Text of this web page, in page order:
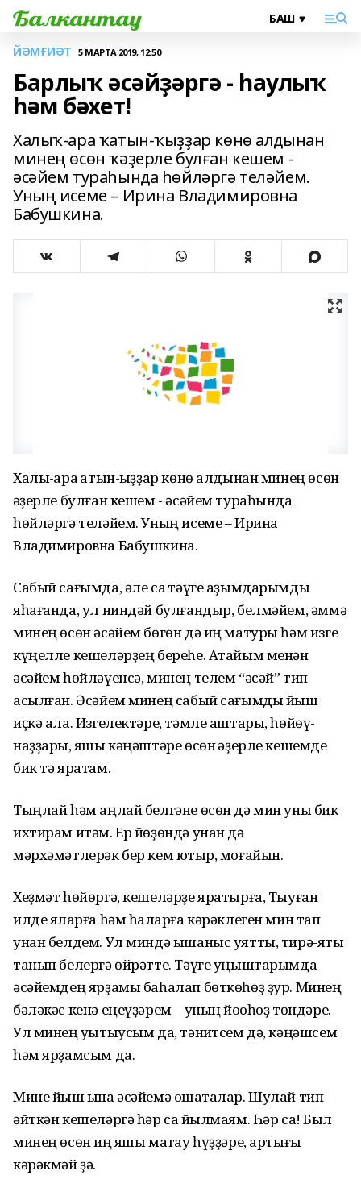
ЙӘМҒИӘТ 5 МАРТА 2019, 12:50
Барлыҡ әсәйҙәргә - һаулыҡ
һәм бәхет!
Халыҡ-ара ҡатын-ҡыҙҙар көнө алдынан
минең өсөн ҡәҙерле булған кешем -
әсәйем тураһында һөйләргә теләйем.
Уның исеме – Ирина Владимировна
Бабушкина.
Халыҡ-ара ҡатын-ҡыҙҙар көнө алдынан минең өсөн
ҡәҙерле булған кешем - әсәйем тураһында
һөйләргә теләйем. Уның исеме – Ирина
Владимировна Бабушкина.
Сабый сағымда, әле саҡ тәүге аҙымдарымды
яһағанда, ул ниндәй булғандыр, белмәйем, әммә
минең өсөн әсәйем бөгөн дә иң матуры һәм изге
күңелле кешеләрҙең береһе. Атайым менән
әсәйем һөйләүенсә, минең телем “әсәй” тип
асылған. Әсәйем минең сабый сағымды йыш
иҫкә ала. Изгелектәре, тәмле аштары, һөйөү-
наҙҙары, яҡшы кәңәштәре өсөн ҡәҙерле кешемде
бик тә яратам.
Тыңлай һәм аңлай белгәне өсөн дә мин уны бик
ихтирам итәм. Ер йөҙөндә унан дә
мәрхәмәтлерәк бер кем юҡтыр, моғайын.
Хеҙмәт һөйөргә, кешеләрҙе яратырға, Тыуған
илде яҡларға һәм һаҡларға кәрәклеген мин тап
унан белдем. Ул миндә ышаныс уятты, тирә-яҡты
танып белергә өйрәтте. Тәүге уңыштарымда
әсәйемдең ярҙамы баһалап бөткөһөҙ ҙур. Минең
бәләкәс кенә еңеүҙәрем – уның йоҡоһоҙ төндәре.
Ул минең уҡытыусым да, тәнҡитсем дә, кәңәшсем
һәм ярҙамсым да.
Мине йыш ҡына әсәйемә оҡшаталар. Шулай тип
әйткән кешеләргә һәр саҡ йылмаям. Һәр саҡ! Был
минең өсөн иң яҡшы маҡтау һүҙҙәре, артығы
кәрәкмәй ҙә.